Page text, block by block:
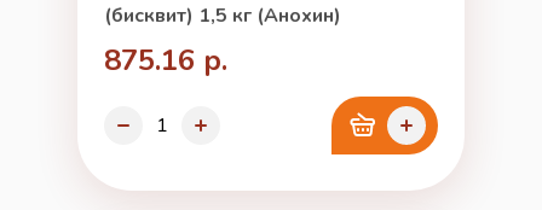
(бисквит) 1,5 кг (Анохин)
875.16 р.